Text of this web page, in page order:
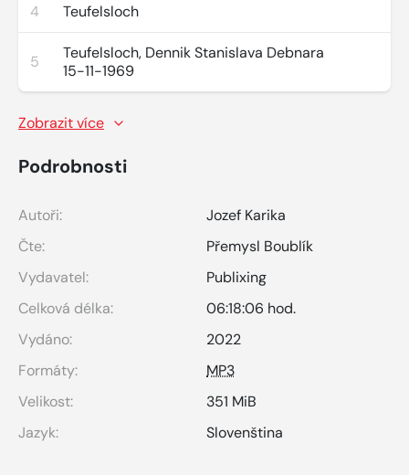
4 Teufelsloch
5
Teufelsloch, Dennik Stanislava Debnara
15-11-1969
Zobrazit více
Podrobnosti
Autoři:
Jozef Karika
Čte:
Přemysl Boublík
Vydavatel:
Publixing
Celková délka:
06:18:06 hod.
Vydáno:
2022
Formáty:
MP3
Velikost:
351 MiB
Jazyk:
Slovenština